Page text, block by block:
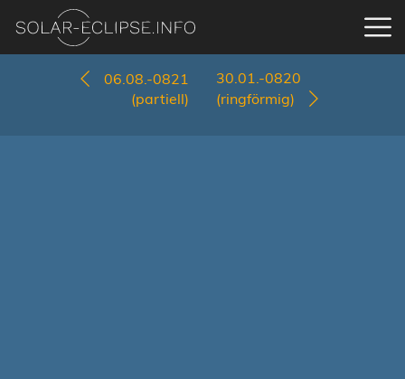
06.08.-0821
(partiell)
30.01.-0820
(ringförmig)